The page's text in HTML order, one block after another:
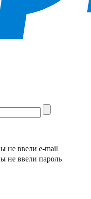
не ввели e-mail
не ввели пароль